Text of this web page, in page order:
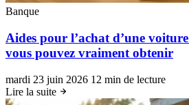
Banque
Aides pour l’achat d’une
vous pouvez vraiment obtenir
mardi 23 juin 2026 12 min de lecture
Lire la suite